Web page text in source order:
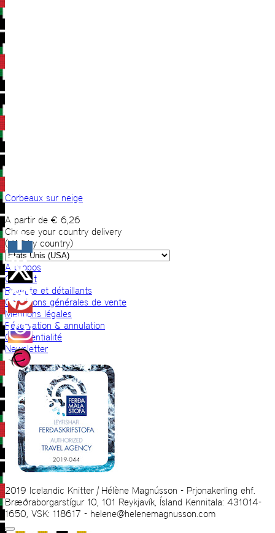
Corbeaux sur neige
A partir de € 6,26
Choose your country delivery
(VAT by country)
A propos
Contact
Revente et détaillants
Conditions générales de vente
Mentions légales
Réservation & annulation
Confidentialité
Newsletter
2019 Icelandic Knitter | Hélène Magnússon - Prjonakerling ehf.
Bræðraborgarstígur 10, 101 Reykjavík, Ísland Kennitala: 431014-
1650, VSK: 118617 - helene@helenemagnusson.com